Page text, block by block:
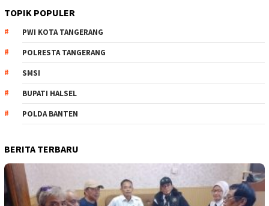
TOPIK POPULER
PWI KOTA TANGERANG
POLRESTA TANGERANG
SMSI
BUPATI HALSEL
POLDA BANTEN
BERITA TERBARU